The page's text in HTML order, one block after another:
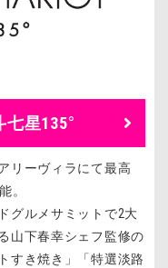
星135°
リーヴィラにて最高
。
グルメサミットで2大
山下春幸シェフ監修の
すき焼き」「特選淡路